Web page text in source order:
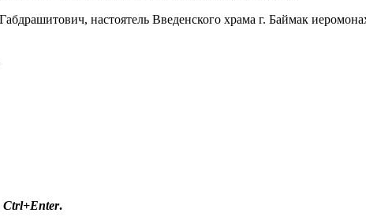
настоятель Введенского храма г. Баймак
Ctrl+Enter.